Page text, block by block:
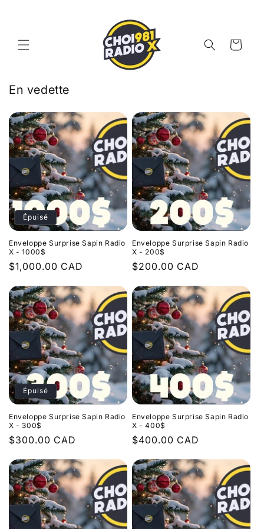
Panier
En vedette
Épuisé
Enveloppe Surprise Sapin Radio
X - 1000$
Prix
$1,000.00 CAD
Enveloppe Surprise Sapin Radio
X - 200$
Prix
$200.00 CAD
Épuisé
Enveloppe Surprise Sapin Radio
X - 300$
Prix
$300.00 CAD
Enveloppe Surprise Sapin Radio
X - 400$
Prix
$400.00 CAD